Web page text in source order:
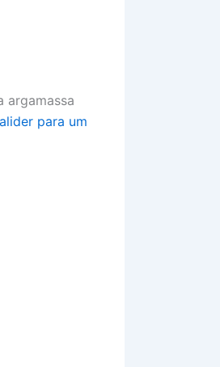
argamassa
para um